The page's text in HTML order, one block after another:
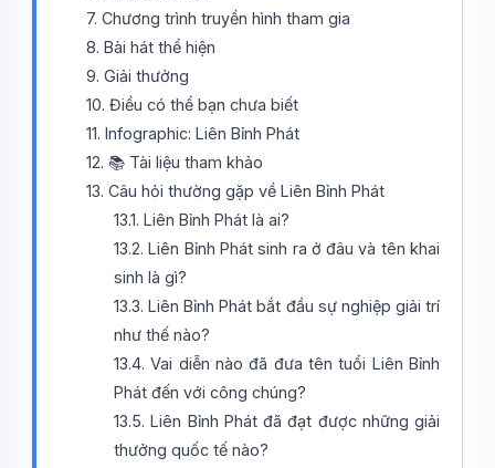
7. Chương trình truyền hình tham gia
8. Bài hát thể hiện
9. Giải thưởng
10. Điều có thể bạn chưa biết
11. Infographic: Liên Bỉnh Phát
12. 📚 Tài liệu tham khảo
13. Câu hỏi thường gặp về Liên Bỉnh Phát
13.1. Liên Bỉnh Phát là ai?
13.2. Liên Bỉnh Phát sinh ra ở đâu và tên khai
sinh là gì?
13.3. Liên Bỉnh Phát bắt đầu sự nghiệp giải trí
như thế nào?
13.4. Vai diễn nào đã đưa tên tuổi Liên Bỉnh
Phát đến với công chúng?
13.5. Liên Bỉnh Phát đã đạt được những giải
thưởng quốc tế nào?
🤖Wiki Trợ Lý